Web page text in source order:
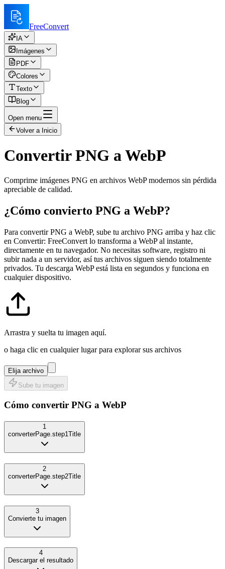
FreeConvert
IA
Imágenes
PDF
Colores
Texto
Blog
Open menu
Volver a Inicio
Convertir PNG a WebP
Comprime imágenes PNG en archivos WebP modernos sin pérdida
apreciable de calidad.
¿Cómo convierto PNG a WebP?
Para convertir PNG a WebP, sube tu archivo PNG arriba y haz clic
en Convertir: FreeConvert lo transforma a WebP al instante,
directamente en tu navegador. No necesitas software, registro ni
subir nada a un servidor, así tus archivos siguen siendo totalmente
privados. Tu descarga WebP está lista en segundos y funciona en
cualquier dispositivo.
Arrastra y suelta tu imagen aquí.
o haga clic en cualquier lugar para explorar sus archivos
Elija archivo
Sube tu imagen
Cómo convertir PNG a WebP
1
converterPage.step1Title
2
converterPage.step2Title
3
Convierte tu imagen
4
Descargar el resultado